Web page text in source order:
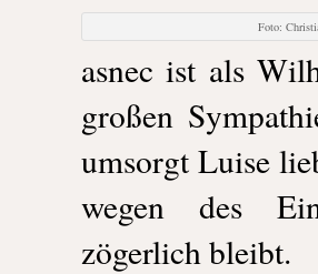
Foto:
asnec ist als
großen
umsorgt Luise
wegen des
zögerlich bleibt.